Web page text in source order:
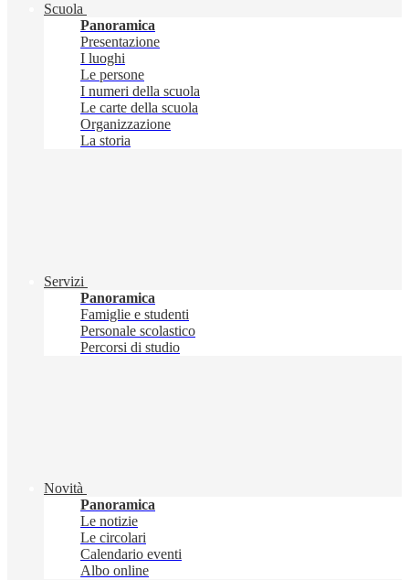
Scuola
Panoramica
Presentazione
I luoghi
Le persone
I numeri della scuola
Le carte della scuola
Organizzazione
La storia
Servizi
Panoramica
Famiglie e studenti
Personale scolastico
Percorsi di studio
Novità
Panoramica
Le notizie
Le circolari
Calendario eventi
Albo online